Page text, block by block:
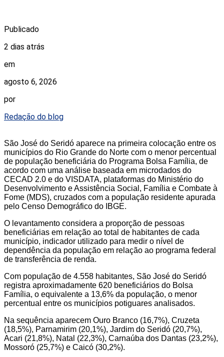
Publicado
2 dias atrás
em
agosto 6, 2026
por
Redação do blog
São José do Seridó aparece na primeira colocação entre os
municípios do Rio Grande do Norte com o menor percentual
de população beneficiária do Programa Bolsa Família, de
acordo com uma análise baseada em microdados do
CECAD 2.0 e do VISDATA, plataformas do Ministério do
Desenvolvimento e Assistência Social, Família e Combate à
Fome (MDS), cruzados com a população residente apurada
pelo Censo Demográfico do IBGE.
O levantamento considera a proporção de pessoas
beneficiárias em relação ao total de habitantes de cada
município, indicador utilizado para medir o nível de
dependência da população em relação ao programa federal
de transferência de renda.
Com população de 4.558 habitantes, São José do Seridó
registra aproximadamente 620 beneficiários do Bolsa
Família, o equivalente a 13,6% da população, o menor
percentual entre os municípios potiguares analisados.
Na sequência aparecem Ouro Branco (16,7%), Cruzeta
(18,5%), Parnamirim (20,1%), Jardim do Seridó (20,7%),
Acari (21,8%), Natal (22,3%), Carnaúba dos Dantas (23,2%),
Mossoró (25,7%) e Caicó (30,2%).